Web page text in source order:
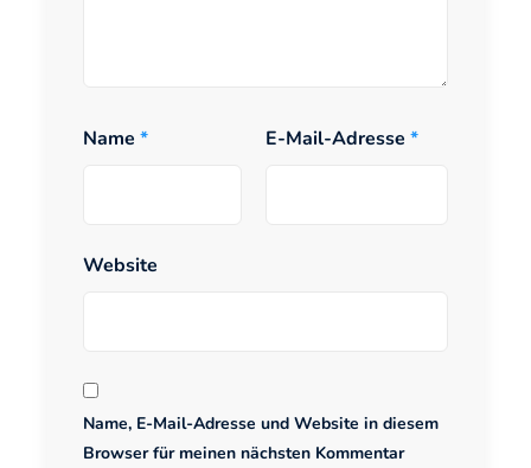
Name * E-Mail-Adresse *
Website
Name, E-Mail-Adresse und Website in diesem
Browser für meinen nächsten Kommentar